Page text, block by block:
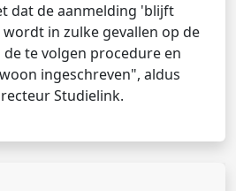
dat de aanmelding 'blijft
in zulke gevallen op de
te volgen procedure en
ingeschreven", aldus
Studielink.